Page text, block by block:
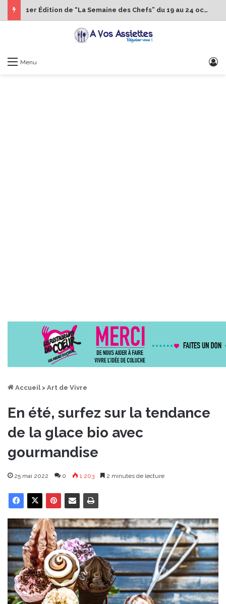
1er Édition de “La Semaine des Chefs” du 19 au 24 octobre 2026
Menu
Accueil > Art de Vivre
En été, surfez sur la tendance
de la glace bio avec
gourmandise
25 mai 2022 0 1 203 2 minutes de lecture